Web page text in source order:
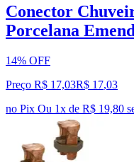
Conector
Porcelana
14% OFF
Preço R$ 17,03R$ 17,03
no Pix Ou 1x de R$ 19,80